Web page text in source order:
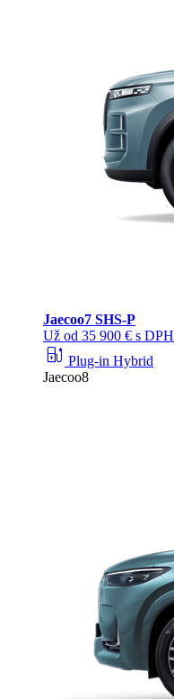
Jaecoo7 SHS-P
Už od 35 900 € s DPH
ev_station Plug-in Hybrid
Jaecoo8